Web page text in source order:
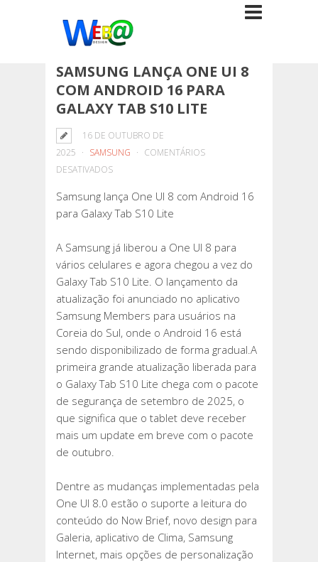
SAMSUNG LANÇA ONE UI 8
COM ANDROID 16 PARA
GALAXY TAB S10 LITE
16 DE OUTUBRO DE
2025
SAMSUNG
COMENTÁRIOS
DESATIVADOSEM
LANÇA
ONE
8
COM
ANDROID
16
PARA
GALAXY
TAB
S10
LITE
Samsung lança One UI 8 com Android 16
para Galaxy Tab S10 Lite
A Samsung já liberou a One UI 8 para
vários celulares e agora chegou a vez do
Galaxy Tab S10 Lite. O lançamento da
atualização foi anunciado no aplicativo
Samsung Members para usuários na
Coreia do Sul, onde o Android 16 está
sendo disponibilizado de forma gradual.A
primeira grande atualização liberada para
o Galaxy Tab S10 Lite chega com o pacote
de segurança de setembro de 2025, o
que significa que o tablet deve receber
mais um update em breve com o pacote
de outubro.
Dentre as mudanças implementadas pela
One UI 8.0 estão o suporte a leitura do
conteúdo do Now Brief, novo design para
Galeria, aplicativo de Clima, Samsung
Internet, mais opções de personalização